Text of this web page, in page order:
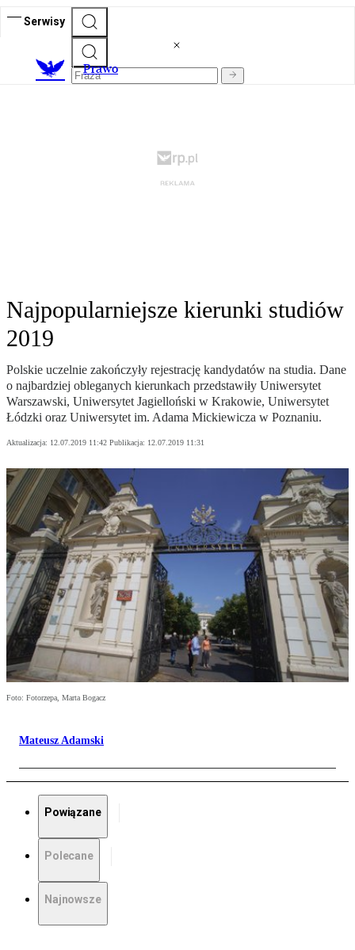
Serwisy
Prawo
Najpopularniejsze kierunki studiów
2019
Polskie uczelnie zakończyły rejestrację kandydatów na studia. Dane
o najbardziej obleganych kierunkach przedstawiły Uniwersytet
Warszawski, Uniwersytet Jagielloński w Krakowie, Uniwersytet
Łódzki oraz Uniwersytet im. Adama Mickiewicza w Poznaniu.
Aktualizacja: 12.07.2019 11:42 Publikacja: 12.07.2019 11:31
Foto: Fotorzepa, Marta Bogacz
Mateusz Adamski
Powiązane
Polecane
Najnowsze